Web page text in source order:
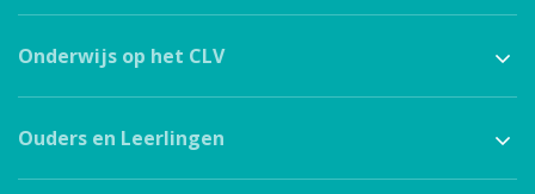
Onderwijs op het CLV
Ouders en Leerlingen